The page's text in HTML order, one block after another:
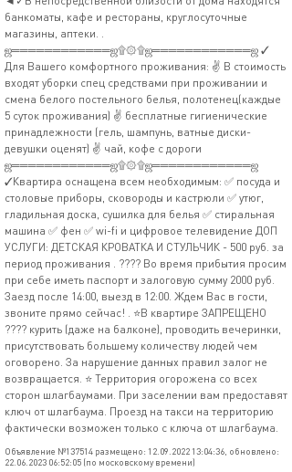
банкоматы, кафе и рестораны, круглосуточные
магазины, аптеки. .
ஜ════════════ஜ۩۞۩ஜ════════════ஜ ✓
Для Вашего комфортного проживания: ✌ В стоимость
входят уборки спец средствами при проживании и
смена белого постельного белья, полотенец(каждые
5 суток проживания) ✌ бесплатные гигиенические
принадлежности (гель, шампунь, ватные диски-
девушки оценят) ✌ чай, кофе с дороги
ஜ════════════ஜ۩۞۩ஜ════════════ஜ
✓Квартира оснащена всем необходимым: ✅ посуда и
столовые приборы, сковороды и кастрюли ✅ утюг,
гладильная доска, сушилка для белья ✅ стиральная
машина ✅ фен ✅ wi-fi и цифровое телевидение ДОП
УСЛУГИ: ДЕТСКАЯ КРОВАТКА И СТУЛЬЧИК - 500 руб. за
период проживания . ???? Во время прибытия просим
при себе иметь паспорт и залоговую сумму 2000 руб.
Заезд после 14:00, выезд в 12:00. Ждем Вас в гости,
звоните прямо сейчас! . ⭐В квартире ЗАПРЕЩЕНО
???? курить (даже на балконе), проводить вечеринки,
присутствовать большему количеству людей чем
оговорено. За нарушение данных правил залог не
возвращается. ⭐ Территория огорожена со всех
сторон шлагбаумами. При заселении вам предоставят
ключ от шлагбаума. Проезд на такси на территорию
фактически возможен только с ключа от шлагбаума.
Объявление №137514 размещено: 12.09.2022 13:04:36, обновлено:
22.06.2023 06:52:05 (по московскому времени)